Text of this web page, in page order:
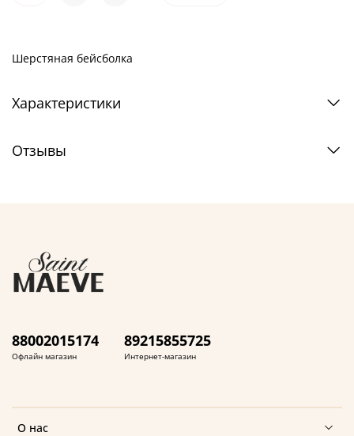
Шерстяная бейсболка
Характеристики
Отзывы
О нас
88002015174
Офлайн магазин
89215855725
Интернет-магазин